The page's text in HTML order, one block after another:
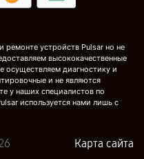
устройств Pulsar но не
высококачественные
осуществляем диагностику и
и не являются
у наших специалистов по
используется нами лишь с
Карта сайта